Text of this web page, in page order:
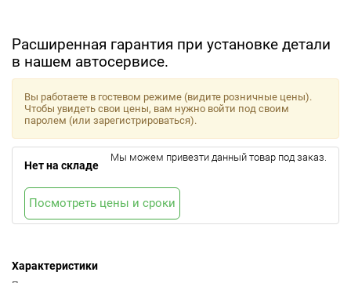
Расширенная гарантия при установке детали
в нашем автосервисе.
Характеристики
Вы работаете в гостевом режиме (видите розничные цены).
Чтобы увидеть свои цены, вам нужно войти под своим
паролем (или зарегистрироваться).
Нет на складе
Мы можем привезти данный товар под заказ.
Посмотреть цены и сроки